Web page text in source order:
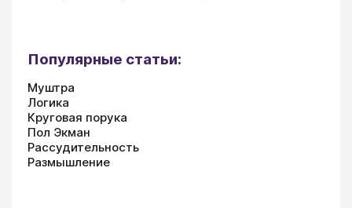
Популярные статьи:
Муштра
Логика
Круговая порука
Пол Экман
Рассудительность
Размышление